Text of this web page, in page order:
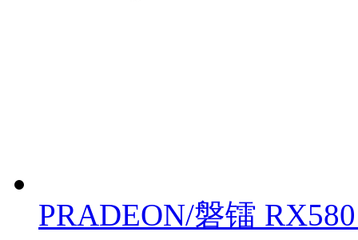
PRADEON/磐镭